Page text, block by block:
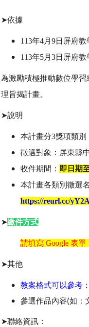
➤依據
113年4月9日屏府教
113年5月3日屏府教
為激勵積極推動數位學
理旨揭計畫。
➤說明
本計畫分3獎項類別
徵選對象：屏東縣
收件期間： 即日期
本計畫各類別徵選
https://reurl.cc/
➤繳件方式
請填寫 Google 表單
➤其他
教案格式可以參考
參選作品內容(如：
➤聯絡資訊：